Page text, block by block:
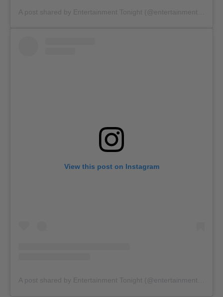
A post shared by Entertainment Tonight (@entertainmenttonight)
View this post on Instagram
A post shared by Entertainment Tonight (@entertainmenttonight)